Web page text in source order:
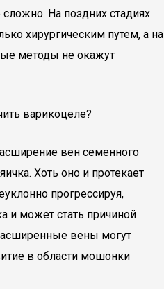
сложно. На поздних стадиях
хирургическим путем, а на
методы не окажут
варикоцеле?
вен семенного
Хоть оно и протекает
прогрессируя,
и может стать причиной
вены могут
в области мошонки